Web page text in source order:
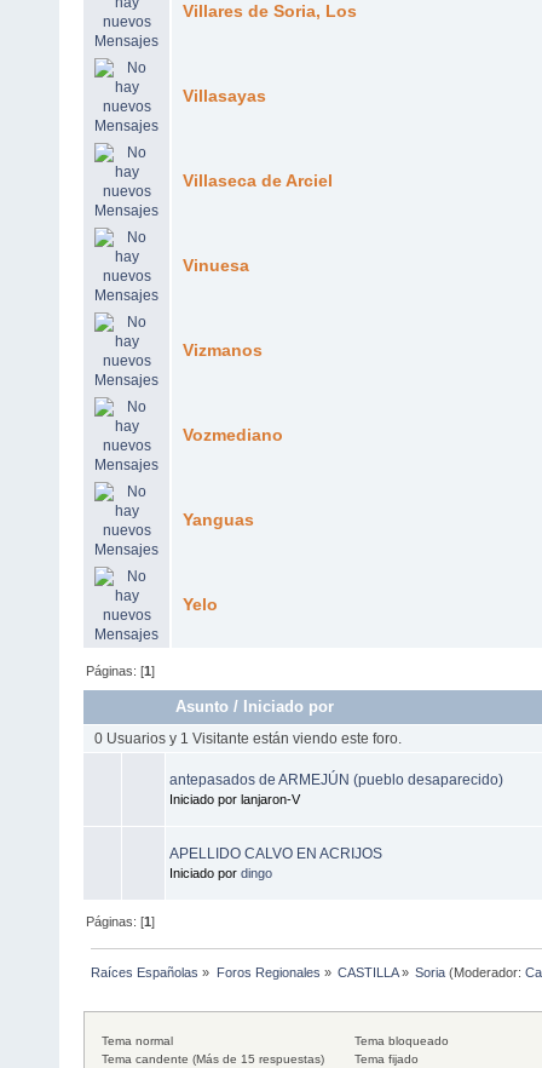
Villares de Soria, Los
Villasayas
Villaseca de Arciel
Vinuesa
Vizmanos
Vozmediano
Yanguas
Yelo
Páginas: [1]
Asunto / Iniciado por
0 Usuarios y 1 Visitante están viendo este foro.
antepasados de ARMEJÚN (pueblo desaparecido)
Iniciado por lanjaron-V
APELLIDO CALVO EN ACRIJOS
Iniciado por dingo
Páginas: [1]
Raíces Españolas » Foros Regionales » CASTILLA» Soria (Moderador:
Tema normal
Tema candente (Más de 15 respuestas)
Tema bloqueado
Tema fijado